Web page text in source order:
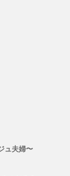
ュ夫婦〜